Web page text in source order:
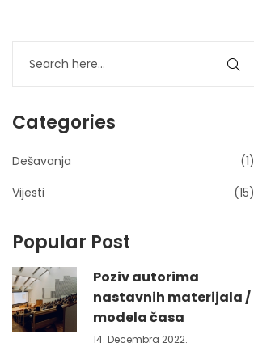
Categories
Dešavanja
(1)
Vijesti
(15)
Popular Post
Poziv autorima
nastavnih materijala /
modela časa
14. Decembra 2022.